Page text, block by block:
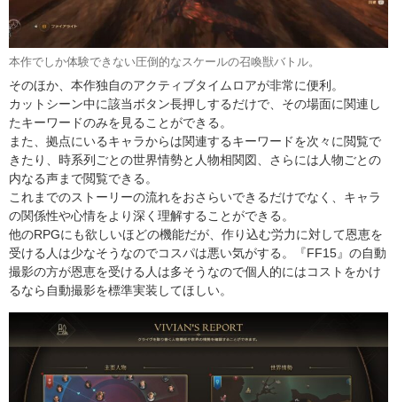
本作でしか体験できない圧倒的なスケールの召喚獣バトル。
そのほか、本作独自のアクティブタイムロアが非常に便利。
カットシーン中に該当ボタン長押しするだけで、その場面に関連し
たキーワードのみを見ることができる。
また、拠点にいるキャラからは関連するキーワードを次々に閲覧で
きたり、時系列ごとの世界情勢と人物相関図、さらには人物ごとの
内なる声まで閲覧できる。
これまでのストーリーの流れをおさらいできるだけでなく、キャラ
の関係性や心情をより深く理解することができる。
他のRPGにも欲しいほどの機能だが、作り込む労力に対して恩恵を
受ける人は少なそうなのでコスパは悪い気がする。『FF15』の自動
撮影の方が恩恵を受ける人は多そうなので個人的にはコストをかけ
るなら自動撮影を標準実装してほしい。